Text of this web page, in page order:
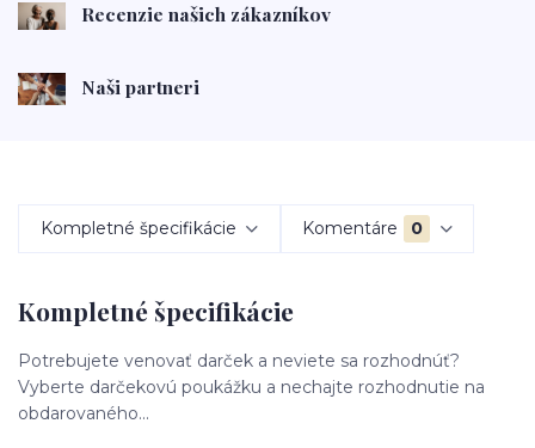
Recenzie našich zákazníkov
Naši partneri
Kompletné špecifikácie Komentáre 0
Kompletné špecifikácie
Potrebujete venovať darček a neviete sa rozhodnúť?
Vyberte darčekovú poukážku a nechajte rozhodnutie na
obdarovaného...